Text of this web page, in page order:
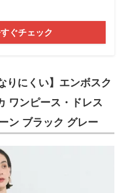
ぐチェック
りにくい】エンボスク
ワンピース・ドレス
ン ブラック グレー